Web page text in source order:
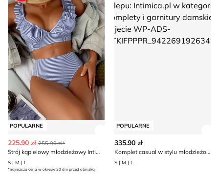
POPULARNE
225.90 zł 255.90 zł*
Strój kąpielowy młodzieżowy Intimica
S | M | L
*najniższa cena w okresie 30 dni przed obniżką
POPULARNE
335.90 zł
Komplet casual w stylu młodzieżowym Intimica
S | M | L